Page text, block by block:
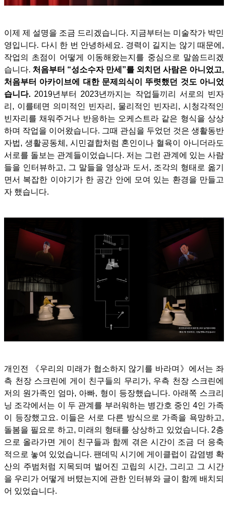
이제 제 설명을 조금 드리겠습니다. 지금부터는 미술작가 박민
영입니다. 다시 한 번 안녕하세요. 경력이 길지는 않기 때문에,
작업의 초점이 어떻게 이동해왔는지를 중심으로 말씀드리겠
습니다. 처음부터 “성소수자 만세”를 외치던 사람은 아니었고,
처음부터 아카이브에 대한 문제의식이 뚜렷했던 것도 아니었
습니다. 2019년부터 2023년까지는 작업들끼리 서로의 빈자
리, 이를테면 의미적인 빈자리, 물리적인 빈자리, 시청각적인
빈자리를 채워주거나 반응하는 오케스트라 같은 형식을 상상
하며 작업을 이어왔습니다. 그때 관심을 두었던 것은 생활동반
자법, 생활공동체, 시민결합처럼 혼인이나 혈육이 아니더라도
서로를 돌보는 관계들이었습니다. 저는 그런 관계에 있는 사람
들을 인터뷰하고, 그 말들을 영상과 도서, 조각의 형태로 옮기
면서 복잡한 이야기가 한 공간 안에 모여 있는 환경을 만들고
자 했습니다.
개인전 《우리의 미래가 협소하지 않기를 바라며》에서는 좌
측 천장 스크린에 게이 친구들의 무리가, 우측 천장 스크린에
저의 원가족인 엄마, 아빠, 형이 등장했습니다. 아래쪽 스크리
닝 조각에서는 이 두 관계를 부러워하는 병간호 중인 4인 가족
이 등장했고요. 이들은 서로 다른 방식으로 가족을 욕망하고,
돌봄을 필요로 하고, 미래의 형태를 상상하고 있었습니다. 2층
으로 올라가면 게이 친구들과 함께 겪은 시간이 조금 더 응축
적으로 놓여 있었습니다. 팬데믹 시기에 게이클럽이 감염병 확
산의 주범처럼 지목되며 벌어진 고립의 시간, 그리고 그 시간
을 우리가 어떻게 버텼는지에 관한 인터뷰와 글이 함께 배치되
어 있었습니다.